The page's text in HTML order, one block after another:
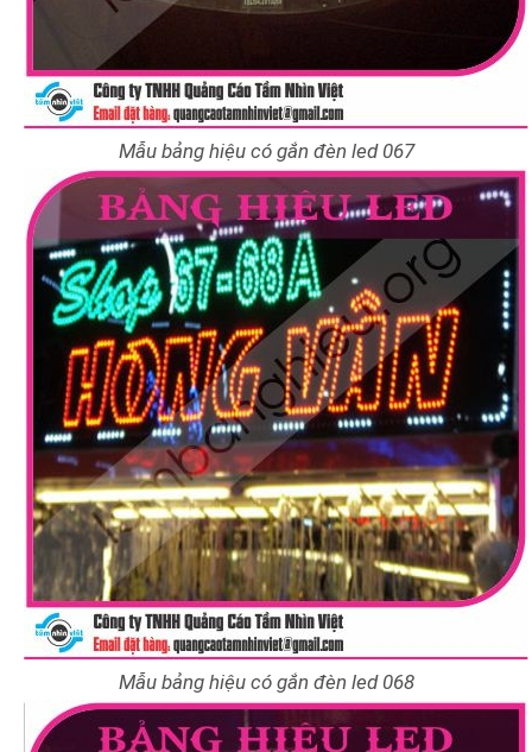
Mẫu bảng hiệu có gắn đèn led 067
Mẫu bảng hiệu có gắn đèn led 068